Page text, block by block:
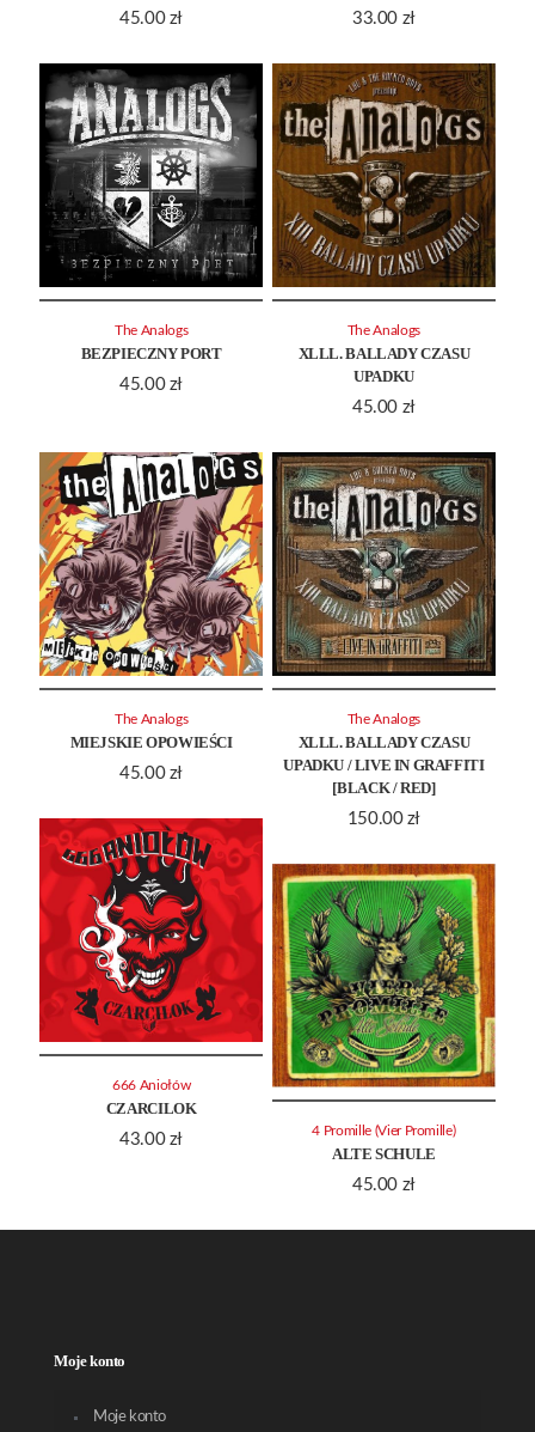
45.00 zł
33.00 zł
BEZPIECZNY PORT
45.00 zł
The Analogs
XLLL. BALLADY CZASU
UPADKU
45.00 zł
The Analogs
MIEJSKIE OPOWIEŚCI
45.00 zł
The Analogs
XLLL. BALLADY CZASU
UPADKU / LIVE IN GRAFFITI
[BLACK / RED]
150.00 zł
The Analogs
CZARCILOK
43.00 zł
666 Aniołów
ALTE SCHULE
45.00 zł
4 Promille (Vier Promille)
Moje konto
Moje konto